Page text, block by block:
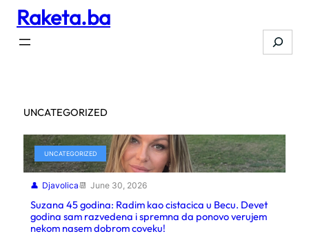
Skip
content
Raketa.ba
Search
UNCATEGORIZED
UNCATEGORIZED
Djavolica June 30, 2026
Suzana 45 godina: Radim kao cistacica u Becu. Devet
godina sam razvedena i spremna da ponovo verujem
nekom nasem dobrom coveku!